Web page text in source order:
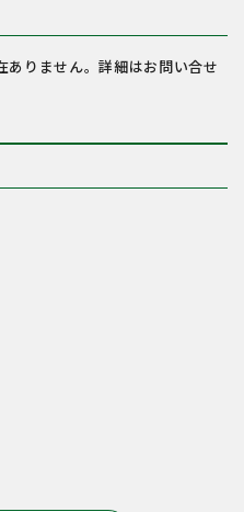
ありません。詳細はお問い合せ